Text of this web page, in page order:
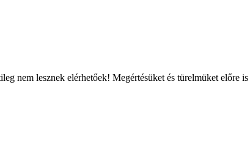
nem lesznek elérhetőek! Megértésüket és türelmüket előre